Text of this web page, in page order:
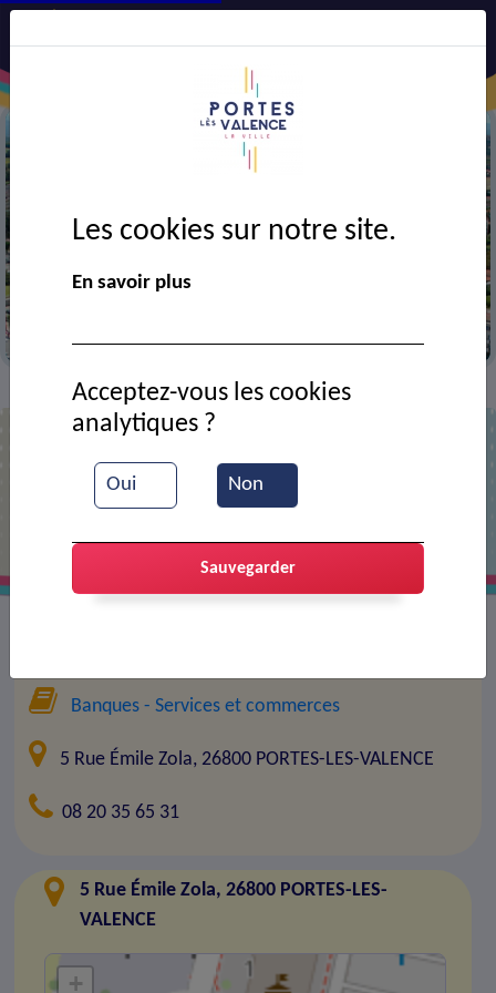
> Contact >BNP Paribas
BNP Paribas
Banques - Services et commerces
5 Rue Émile Zola, 26800 PORTES-LES-VALENCE
08 20 35 65 31
5 Rue Émile Zola, 26800 PORTES-LES-
VALENCE
+
Les cookies sur notre site.
En savoir plus
Oui Non
Acceptez-vous les cookies
analytiques ?
Sauvegarder